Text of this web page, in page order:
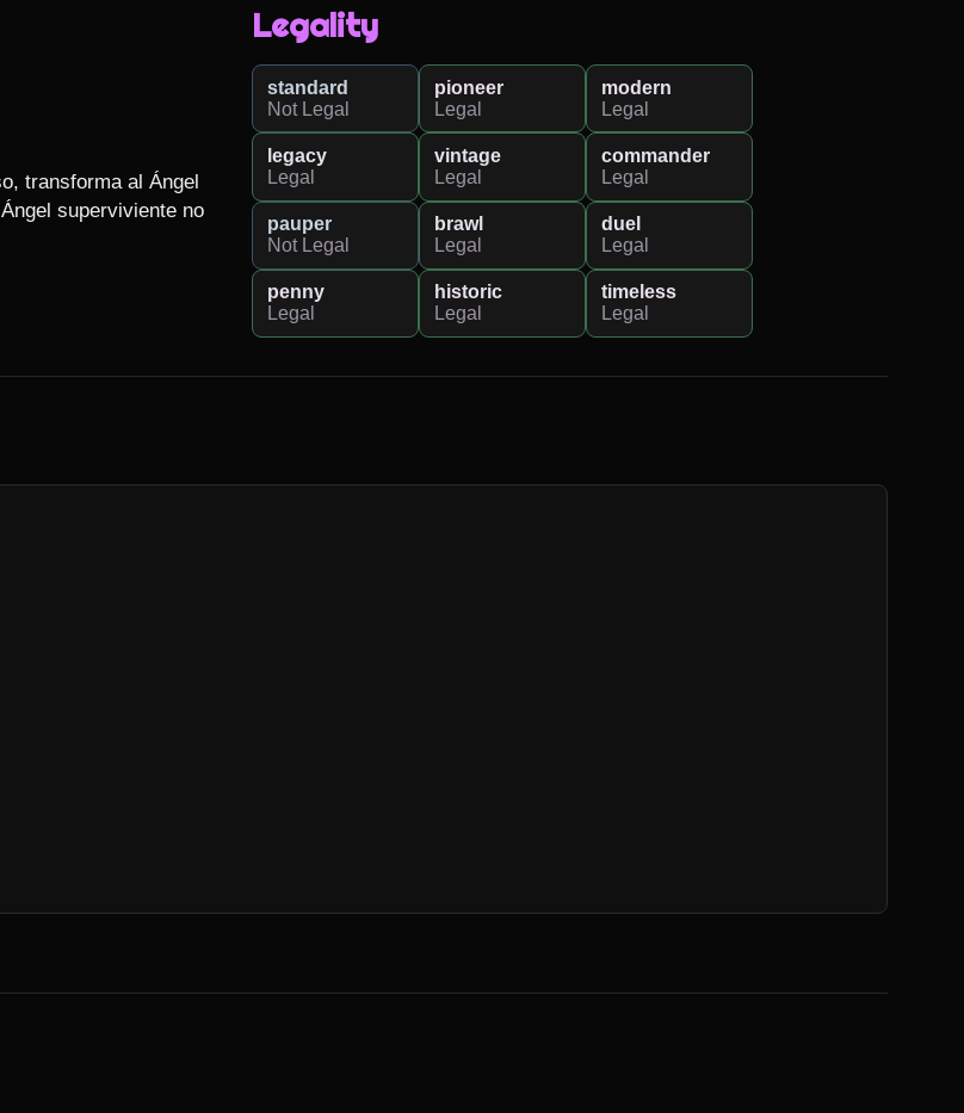
transforma al Ángel
superviviente no
Legality
standard
Not Legal
pioneer
Legal
modern
Legal
legacy
Legal
vintage
Legal
commander
Legal
pauper
Not Legal
brawl
Legal
duel
Legal
penny
Legal
historic
Legal
timeless
Legal